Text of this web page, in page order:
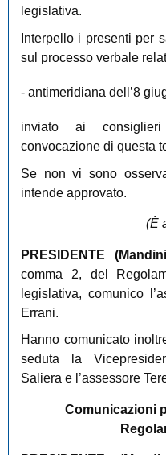
legislativa.
Interpello i presenti per
sul processo verbale
- antimeridiana dell’8
inviato ai
convocazione di questa
Se non vi sono
intende approvato.
(È
PRESIDENTE (
comma 2, del
legislativa, comunico
Errani.
Hanno comunicato
seduta la
Saliera e l’assessore
Comunicazioni